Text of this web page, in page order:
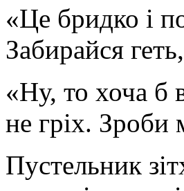
«Це бридко і
Забирайся
«Ну, то хоча б
не гріх.
Пустельник